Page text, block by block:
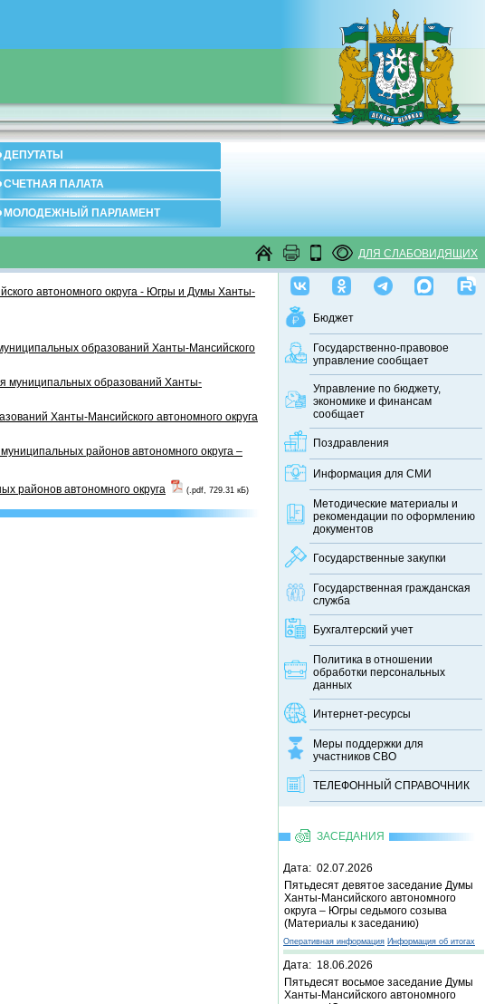
ДЕПУТАТЫ
СЧЕТНАЯ ПАЛАТА
МОЛОДЕЖНЫЙ ПАРЛАМЕНТ
ДЛЯ СЛАБОВИДЯЩИХ
Бюджет
Государственно-правовое
управление сообщает
Управление по бюджету,
экономике и финансам
сообщает
Поздравления
Информация для СМИ
Методические материалы и
рекомендации по оформлению
документов
Государственные закупки
Государственная гражданская
служба
Бухгалтерский учет
Политика в отношении
обработки персональных
данных
Интернет-ресурсы
Меры поддержки для
участников СВО
ТЕЛЕФОННЫЙ CПРАВОЧНИК
ЗАСЕДАНИЯ
Дата: 02.07.2026
Пятьдесят девятое заседание Думы
Ханты-Мансийского автономного
округа – Югры седьмого созыва
(Материалы к заседанию)
Оперативная информация Информация об итогах
Дата: 18.06.2026
Пятьдесят восьмое заседание Думы
Ханты-Мансийского автономного
автономного округа - Югры и Думы Ханты-
образований Ханты-Мансийского
муниципальных образований Ханты-
Ханты-Мансийского автономного округа
районов автономного округа –
районов автономного округа
(.pdf, 729.31 кБ)